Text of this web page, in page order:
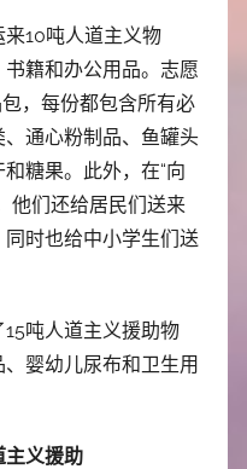
10吨人道主义物
籍和办公用品。志愿
，每份都包含所有必
通心粉制品、鱼罐头
糖果。此外，在“向
他们还给居民们送来
时也给中小学生们送
吨人道主义援助物
婴幼儿尿布和卫生用
主义援助